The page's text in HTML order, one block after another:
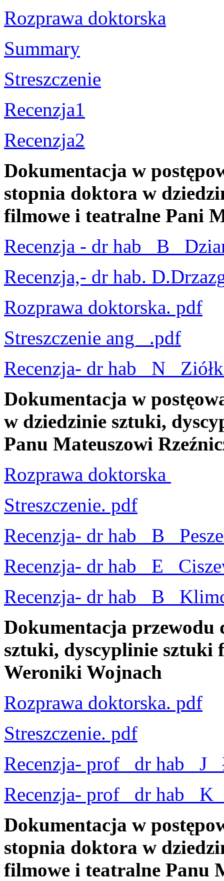
Rozprawa doktorska
Summary
Streszczenie
Recenzja1
Recenzja2
Dokumentacja w
stopnia doktora w
filmowe i teatralne Pani
Recenzja - dr hab_ B_
Recenzja,- dr hab.
Rozprawa doktorska. pdf
Streszczenie ang_ .pdf
Recenzja- dr hab_ N_
Dokumentacja w
w dziedzinie sztuki,
Panu Mateuszowi
Rozprawa doktorska
Streszczenie. pdf
Recenzja- dr hab_ B_
Recenzja- dr hab_ E_
Recenzja- dr hab_ B_
Dokumentacja przewodu
sztuki, dyscyplinie sztuki
Weroniki Wojnach
Rozprawa doktorska. pdf
Streszczenie. pdf
Recenzja- prof_ dr hab_
Recenzja- prof_ dr hab_
Dokumentacja w
stopnia doktora w
filmowe i teatralne Panu